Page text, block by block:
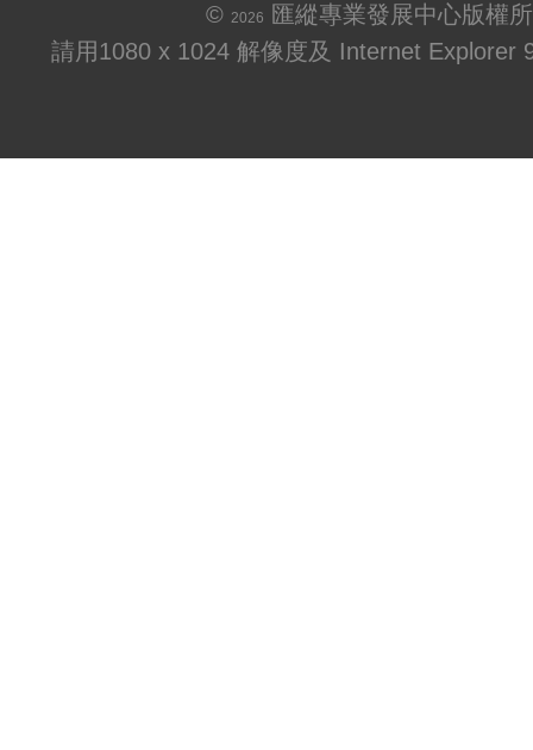
© 2026
匯縱專業發展中心版權
請用1080 x 1024 解像度及 Internet Explorer